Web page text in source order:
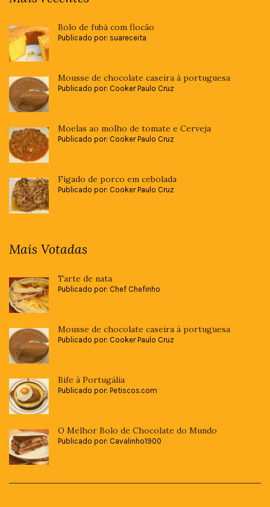
Bolo de fubá com flocão
Publicado por: suareceita
Mousse de chocolate caseira à portuguesa
Publicado por: Cooker Paulo Cruz
Moelas ao molho de tomate e Cerveja
Publicado por: Cooker Paulo Cruz
Fígado de porco em cebolada
Publicado por: Cooker Paulo Cruz
Mais Votadas
Tarte de nata
Publicado por: Chef Chefinho
Mousse de chocolate caseira à portuguesa
Publicado por: Cooker Paulo Cruz
Bife à Portugália
Publicado por: Petiscos.com
O Melhor Bolo de Chocolate do Mundo
Publicado por: Cavalinho1900